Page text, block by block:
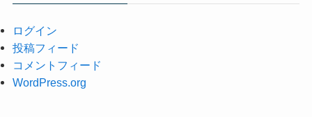
ログイン
投稿フィード
コメントフィード
WordPress.org